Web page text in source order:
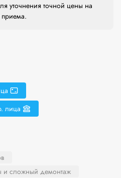
уточнения точной цены на
приема.
лица
и сложный демонтаж